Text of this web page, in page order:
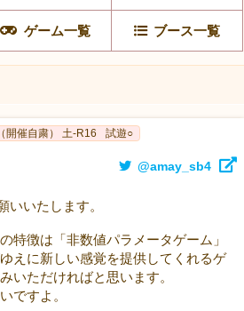
ゲーム一覧 ブース一覧
開催自粛） 土-R16 試遊○
@amay_sb4
いいたします。
特徴は「非数値パラメータゲーム」
えに新しい感覚を提供してくれるゲ
いただければと思います。
ですよ。